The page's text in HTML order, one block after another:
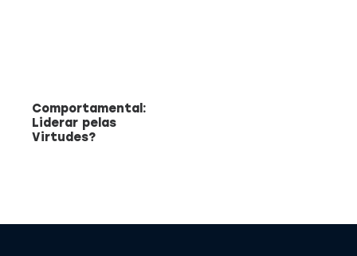
Comportamental:
Liderar pelas
Virtudes?